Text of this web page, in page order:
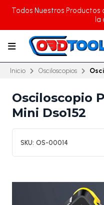
Todos Nuestros Productos
la
Inicio Osciloscopios
Osciloscopio
Mini Dso152
SKU: OS-00014